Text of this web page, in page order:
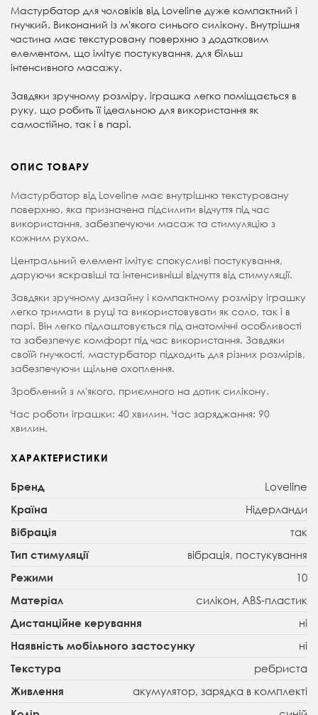
Мастурбатор для чоловіків від Loveline дуже компактний і
гнучкий. Виконаний із м'якого синього силікону. Внутрішня
частина має текстуровану поверхню з додатковим
елементом, що імітує постукування, для більш
інтенсивного масажу.
Завдяки зручному розміру, іграшка легко поміщається в
руку, що робить її ідеальною для використання як
самостійно, так і в парі.
ОПИС ТОВАРУ
Мастурбатор від Loveline має внутрішню текстуровану
поверхню, яка призначена підсилити відчуття під час
використання, забезпечуючи масаж та стимуляцію з
кожним рухом.
Центральний елемент імітує спокусливі постукування,
даруючи яскравіші та інтенсивніші відчуття від стимуляції.
Завдяки зручному дизайну і компактному розміру іграшку
легко тримати в руці та використовувати як соло, так і в
парі. Він легко підлаштовується під анатомічні особливості
та забезпечує комфорт під час використання. Завдяки
своїй гнучкості, мастурбатор підходить для різних розмірів,
забезпечуючи щільне охоплення.
Зроблений з м'якого, приємного на дотик силікону.
Час роботи іграшки: 40 хвилин. Час заряджання: 90
хвилин.
ХАРАКТЕРИСТИКИ
Бренд Loveline
Країна Нідерланди
Вібрація так
Тип стимуляції вібрація, постукування
Режими 10
Матеріал силікон, ABS-пластик
Дистанційне керування ні
Наявність мобільного застосунку ні
Текстура ребриста
Живлення акумулятор, зарядка в комплекті